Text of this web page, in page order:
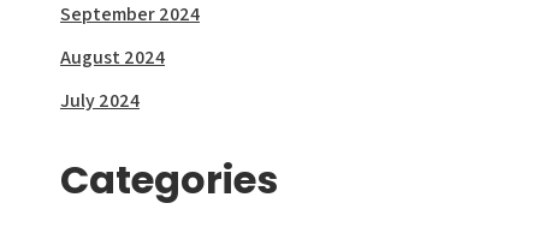
September 2024
August 2024
July 2024
Categories